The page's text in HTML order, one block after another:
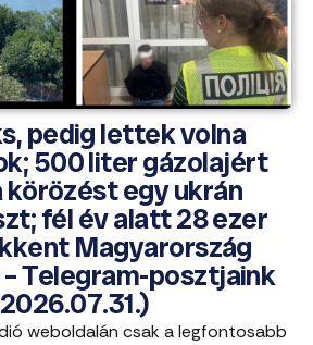
pedig lettek volna
500 liter gázolajért
egy ukrán
fél év alatt 28 ezer
Magyarország
Telegram-posztjaink
weboldalán csak a legfontosabb